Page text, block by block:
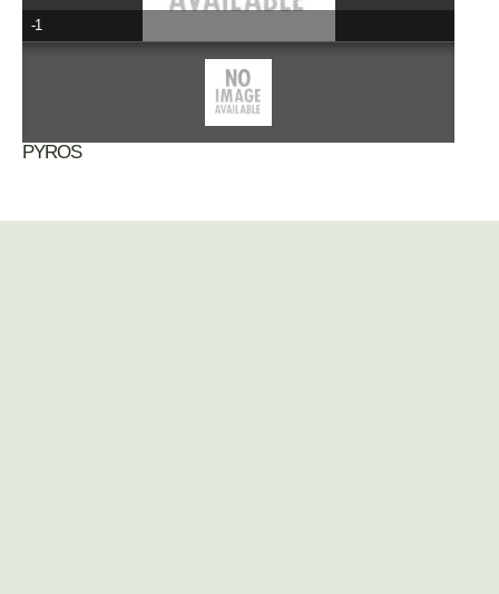
-1
PYROS